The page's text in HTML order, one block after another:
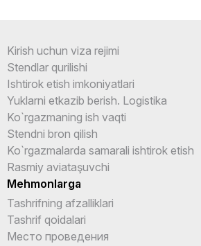
Kirish uchun viza rejimi
Stendlar qurilishi
Ishtirok etish imkoniyatlari
Yuklarni etkazib berish. Logistika
Ko`rgazmaning ish vaqti
Stendni bron qilish
Ko`rgazmalarda samarali ishtirok etish
Rasmiy aviataşuvchi
Mehmonlarga
Tashrifning afzalliklari
Tashrif qoidalari
Место проведения